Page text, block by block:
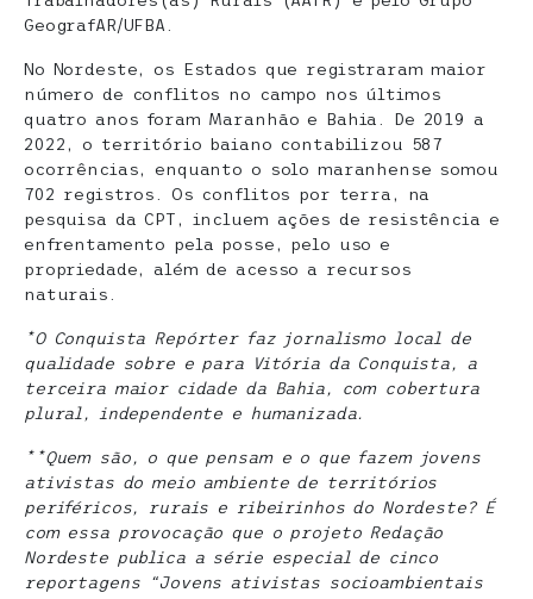
GeografAR/UFBA.
No Nordeste, os Estados que registraram maior
número de conflitos no campo nos últimos
quatro anos foram Maranhão e Bahia. De 2019 a
2022, o território baiano contabilizou 587
ocorrências, enquanto o solo maranhense somou
702 registros. Os conflitos por terra, na
pesquisa da CPT, incluem ações de resistência e
enfrentamento pela posse, pelo uso e
propriedade, além de acesso a recursos
naturais.
*O Conquista Repórter faz jornalismo local de
qualidade sobre e para Vitória da Conquista, a
terceira maior cidade da Bahia, com cobertura
plural, independente e humanizada.
**Quem são, o que pensam e o que fazem jovens
ativistas do meio ambiente de territórios
periféricos, rurais e ribeirinhos do Nordeste? É
com essa provocação que o projeto Redação
Nordeste publica a série especial de cinco
reportagens “Jovens ativistas socioambientais